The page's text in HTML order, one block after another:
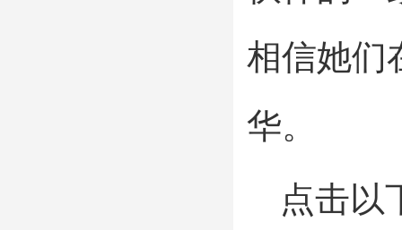
相信她们
华。
点击以